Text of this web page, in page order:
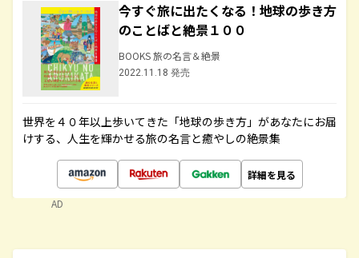
今すぐ旅に出たくなる！地球の歩き方
のことばと絶景１００
BOOKS 旅の名言＆絶景
2022.11.18 発売
世界を４０年以上歩いてきた「地球の歩き方」があなたにお届
けする、人生を輝かせる旅の名言と癒やしの絶景集
詳細を見る
AD